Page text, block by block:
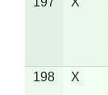
198 X